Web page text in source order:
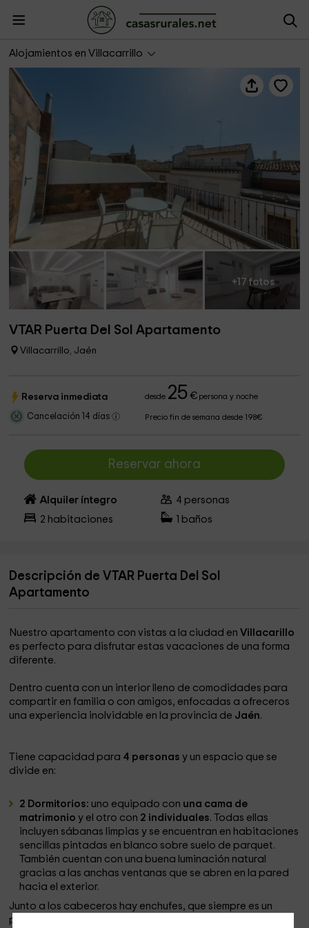
Alojamientos en Villacarrillo
VTAR Puerta Del Sol Apartamento
+17 fotos
VTAR Puerta Del Sol Apartamento
Villacarrillo, Jaén
Reserva inmediata desde 25 €persona y noche
Cancelación 14 días Precio fin de semana desde 198€
Reservar ahora
Alquiler íntegro 4 personas
2 habitaciones baños
Descripción de VTAR Puerta Del Sol
Apartamento
Nuestro apartamento con vistas a la ciudad enVillacarillo
es perfecto para disfrutar estas vacaciones de una forma
diferente.
Dentro cuenta con un interior lleno de comodidades para
compartir en familia o con amigos, enfocadas a ofreceros
una experiencia inolvidable en la provincia de Jaén.
Tiene capacidad para 4 personas y un espacio que se
divide en:
2 Dormitorios: uno equipado con una cama de
matrimonio y el otro con 2 individuales. Todas ellas
incluyen sábanas limpias y se encuentran en habitaciones
sencillas pintadas en blanco sobre suelo de parquet.
También cuentan con una buena luminación natural
gracias a las anchas ventanas que se abren en la pared
hacia el exterior.
Junto a los cabeceros hay enchufes, que siempre es un
punto a favor, mientras que para guardar la ropa hay